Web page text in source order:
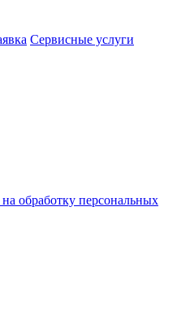
Сервисные услуги
обработку персональных